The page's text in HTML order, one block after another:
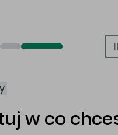
rachunek maklerski online
Otwórz konto IKE/IKZE
Świat bez swap i prowizji
w co